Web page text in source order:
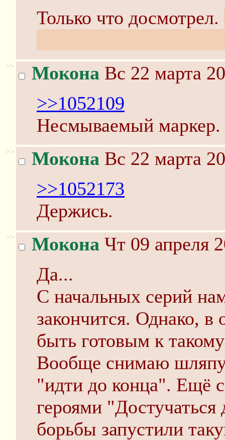
Только что досмотрел.
>> Мокона Вс 22 марта
>>1052109
Несмываемый маркер.
>> Мокона Вс 22 марта
>>1052173
Держись.
>> Мокона Чт 09 апреля
Да...
С начальных серий
закончится. Однако,
быть готовым к
Вообще снимаю шляпу
"идти до конца". Ещё
героями
борьбы запустили